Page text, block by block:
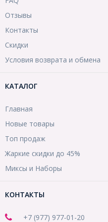
Отзывы
Контакты
Скидки
Условия возврата и обмена
КАТАЛОГ
Главная
Новые товары
Топ продаж
Жаркие скидки до 45%
Миксы и Наборы
КОНТАКТЫ
+7 (977) 977-01-20